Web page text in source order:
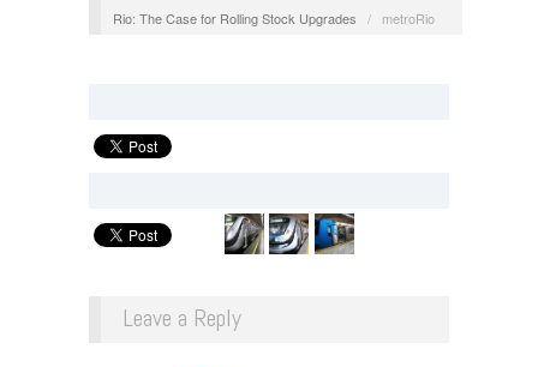
Rio: The Case for Rolling Stock Upgrades
/ metroRio
Leave a Reply